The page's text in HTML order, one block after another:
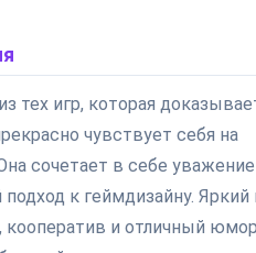
тех игр, которая
чувствует себя на
сочетает в себе
к геймдизайну. Яркий
кооператив и отличный